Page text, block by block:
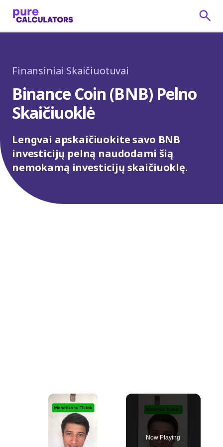
Finansiniai Skaičiuotuvai
Binance Coin (BNB) Pelno
Skaičiuoklė
Lengvai apskaičiuokite savo BNB
investicijų pelną naudodami šią
nemokamą investicijų skaičiuoklę.
×
Now Playing